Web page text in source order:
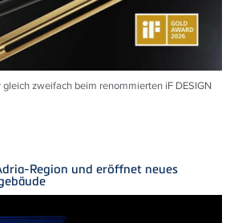
zweifach beim renommierten iF DESIGN
Region und eröffnet neues